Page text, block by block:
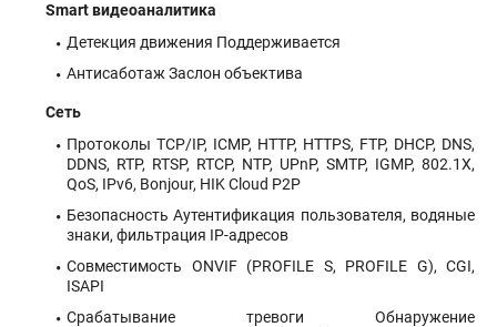
Smart видеоаналитика
Детекция движения Поддерживается
Антисаботаж Заслон объектива
Сеть
Протоколы TCP/IP, ICMP, HTTP, HTTPS, FTP, DHCP, DNS,
DDNS, RTP, RTSP, RTCP, NTP, UPnP, SMTP, IGMP, 802.1X,
QoS, IPv6, Bonjour, HIK Cloud P2P
Безопасность Аутентификация пользователя, водяные
знаки, фильтрация IP-адресов
Совместимость ONVIF (PROFILE S, PROFILE G), CGI,
ISAPI
Срабатывание тревоги Обнаружение